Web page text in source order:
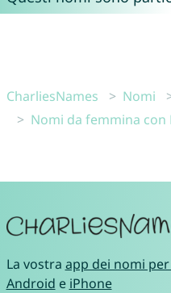
CharliesNames Nomi
Nomi da femmina con
La vostra app dei nomi
Android e iPhone